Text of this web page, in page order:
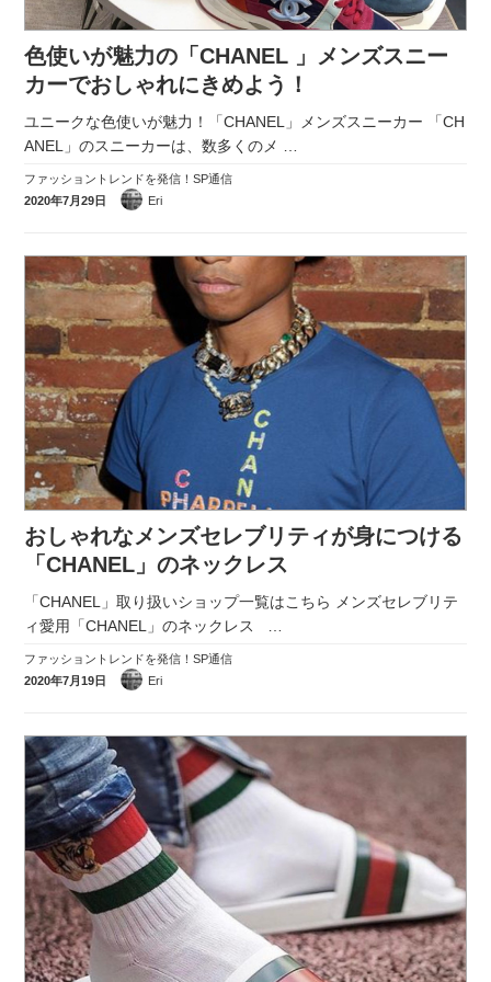
色使いが魅力の「CHANEL 」メンズスニー
カーでおしゃれにきめよう！
ユニークな色使いが魅力！「CHANEL」メンズスニーカー 「CH
ANEL」のスニーカーは、数多くのメ
ファッショントレンドを発信！SP通信
2020年7月29日
Eri
おしゃれなメンズセレブリティが身につける
「CHANEL」のネックレス
「CHANEL」取り扱いショップ一覧はこちら メンズセレブリテ
ィ愛用「CHANEL」のネックレス …
ファッショントレンドを発信！SP通信
2020年7月19日
Eri